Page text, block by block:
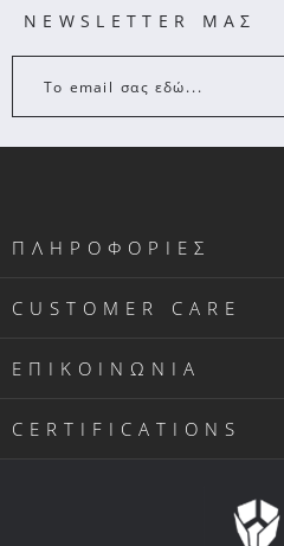
NEWSLETTER ΜΑΣ
Το email σας εδώ...
ΠΛΗΡΟΦΟΡΙΕΣ
CUSTOMER CARE
ΕΠΙΚΟΙΝΩΝΙΑ
CERTIFICATIONS